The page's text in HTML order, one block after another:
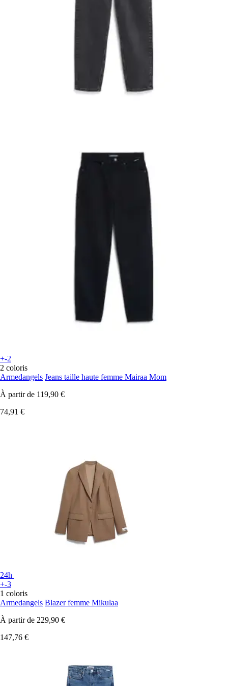
+-2
2 coloris
Armedangels Jeans taille haute femme Mairaa Mom
À partir de 119,90 €
74,91 €
24h
+-3
1 coloris
Armedangels Blazer femme Mikulaa
À partir de 229,90 €
147,76 €